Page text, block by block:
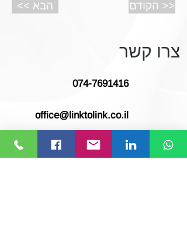
<< הבא הקודם >>
צרו קשר
074-7691416
office@linktolink.co.il
המלאכה 23, ראש העין